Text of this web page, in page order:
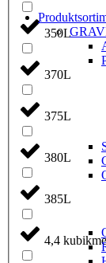
350L
370L
375L
380L
385L
4,4